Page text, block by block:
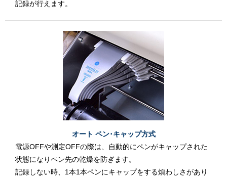
記録が行えます。
オート ペン･キャップ方式
電源OFFや測定OFFの際は、自動的にペンがキャップされた
状態になりペン先の乾燥を防ぎます。
記録しない時、1本1本ペンにキャップをする煩わしさがあり